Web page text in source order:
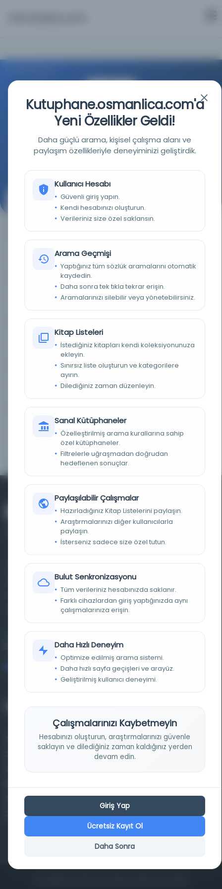
İstanbul Büyükşehir Belediyesi Kütüphaneleri
Cavidanname tercümesi
Tasavvuf
Kitap
Osmanlıca
Evet
İstanbul Büyükşehir Belediyesi Kütüphaneleri
DEMIRBAŞ NUMARASI OE_Yz_000378-01
Mütercim belli değil. Sonunda 20a-30a yapraklar
arasında münacat ve kasideler var. Yazar:
HURUFİLİK 2-14; TERCÜMAN KAT. 135; Kitap 1b Eser:
basma eserleri, arşiv belgelerini, süreli yayınları ve görsel
materyalleri bir araya getiren kapsamlı bir dijital
kütüphane ve meta katalog.
34320 İstanbul
bilgi@osmanlica.com
Osmanlica.com
Transkripsiyon Alfabesi Çevirisi
Tarihi Dokümanlarda Görüntü İyileştirilmesi
Kutuphane.osmanlica.com'a
Yeni Özellikler Geldi!
Daha güçlü arama, kişisel çalışma alanı ve
paylaşım özellikleriyle deneyiminizi geliştirdik.
Kullanıcı Hesabı
Güvenli giriş yapın.
Kendi hesabınızı oluşturun.
Verileriniz size özel saklansın.
Arama Geçmişi
Yaptığınız tüm sözlük aramalarını otomatik
kaydedin.
Daha sonra tek tıkla tekrar erişin.
Aramalarınızı silebilir veya yönetebilirsiniz.
Kitap Listeleri
İstediğiniz kitapları kendi koleksiyonunuza
ekleyin.
Sınırsız liste oluşturun ve kategorilere
ayırın.
Dilediğiniz zaman düzenleyin.
Sanal Kütüphaneler
Özelleştirilmiş arama kurallarına sahip
özel kütüphaneler.
Filtrelerle uğraşmadan doğrudan
hedeflenen sonuçlar.
Paylaşılabilir Çalışmalar
Hazırladığınız Kitap Listelerini paylaşın.
Araştırmalarınızı diğer kullanıcılarla
paylaşın.
İsterseniz sadece size özel tutun.
Bulut Senkronizasyonu
Tüm verileriniz hesabınızda saklanır.
Farklı cihazlardan giriş yaptığınızda aynı
çalışmalarınıza erişin.
Daha Hızlı Deneyim
Optimize edilmiş arama sistemi.
Daha hızlı sayfa geçişleri ve arayüz.
Geliştirilmiş kullanıcı deneyimi.
Çalışmalarınızı Kaybetmeyin
Hesabınızı oluşturun, araştırmalarınızı güvenle
saklayın ve dilediğiniz zaman kaldığınız yerden
devam edin.
Giriş Yap
Ücretsiz Kayıt Ol
Daha Sonra